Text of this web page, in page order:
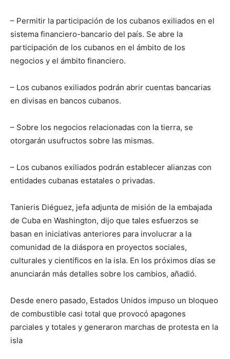
– Permitir la participación de los cubanos exiliados en el
sistema financiero-bancario del país. Se abre la
participación de los cubanos en el ámbito de los
negocios y el ámbito financiero.
– Los cubanos exiliados podrán abrir cuentas bancarias
en divisas en bancos cubanos.
– Sobre los negocios relacionadas con la tierra, se
otorgarán usufructos sobre las mismas.
– Los cubanos exiliados podrán establecer alianzas con
entidades cubanas estatales o privadas.
Tanieris Diéguez, jefa adjunta de misión de la embajada
de Cuba en Washington, dijo que tales esfuerzos se
basan en iniciativas anteriores para involucrar a la
comunidad de la diáspora en proyectos sociales,
culturales y científicos en la isla. En los próximos días se
anunciarán más detalles sobre los cambios, añadió.
Desde enero pasado, Estados Unidos impuso un bloqueo
de combustible casi total que provocó apagones
parciales y totales y generaron marchas de protesta en la
isla